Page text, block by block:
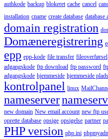
authkode backup blokeret cache cancel
installation cname create database database
domain registration
Domæneregistrering
epp epp-kode file transfer fileoverførsel
adgangskode ftp download ftp password
adgangskode hjemmeside hjemmeside plads
kontrolpanel linux
nameserver
new domain New email account new ftp
oprette database opsige opsigelse partner
PHP version php.ini